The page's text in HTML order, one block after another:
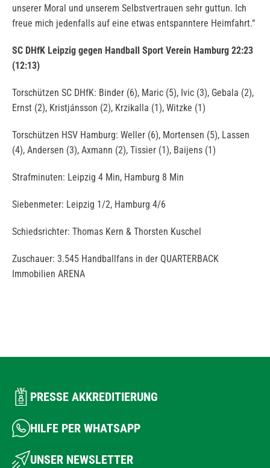
unserer Moral und unserem Selbstvertrauen sehr guttun. Ich
freue mich jedenfalls auf eine etwas entspanntere Heimfahrt.“
SC DHfK Leipzig gegen Handball Sport Verein Hamburg 22:23
(12:13)
Torschützen SC DHfK: Binder (6), Maric (5), Ivic (3), Gebala (2),
Ernst (2), Kristjánsson (2), Krzikalla (1), Witzke (1)
Torschützen HSV Hamburg: Weller (6), Mortensen (5), Lassen
(4), Andersen (3), Axmann (2), Tissier (1), Baijens (1)
Strafminuten: Leipzig 4 Min, Hamburg 8 Min
Siebenmeter: Leipzig 1/2, Hamburg 4/6
Schiedsrichter: Thomas Kern & Thorsten Kuschel
Zuschauer: 3.545 Handballfans in der QUARTERBACK
Immobilien ARENA
PRESSE AKKREDITIERUNG
HILFE PER WHATSAPP
UNSER NEWSLETTER